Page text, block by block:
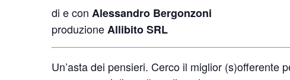
di e con Alessandro Bergonzoni
produzioneAllibito SRL
Un’asta dei pensieri. Cerco il miglior (s)offerente